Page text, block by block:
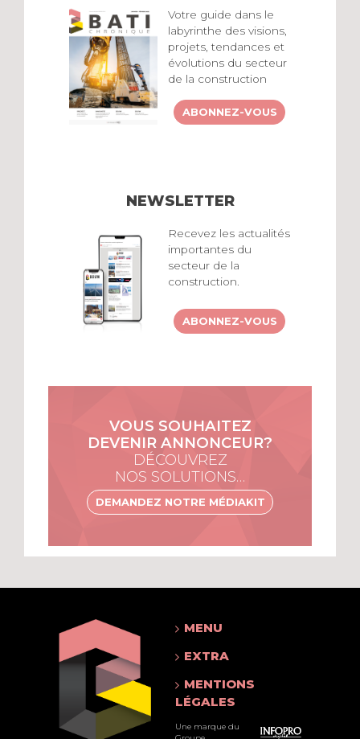
Votre guide dans le
labyrinthe des visions,
projets, tendances et
évolutions du secteur
de la construction
ABONNEZ-VOUS
NEWSLETTER
Recevez les actualités
importantes du
secteur de la
construction.
ABONNEZ-VOUS
VOUS SOUHAITEZ
DEVENIR ANNONCEUR?
DÉCOUVREZ
NOS SOLUTIONS…
DEMANDEZ NOTRE MÉDIAKIT
MENU
EXTRA
MENTIONS
LÉGALES
Une marque du